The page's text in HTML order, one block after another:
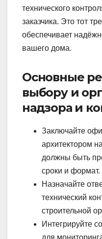
технического
заказчика. Это тот
обеспечивает
вашего дома.
Основные
выбору и
надзора и
Заключайте
архитектором
должны быть
сроки и формат.
Назначайте
технический
строительной
Интегрируйте
для